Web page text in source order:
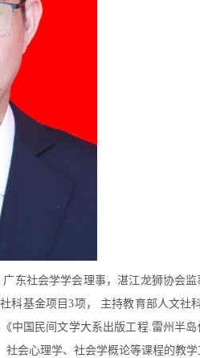
东社会学学会理事，湛江龙狮协会
科基金项目3项， 主持教育部人文社
中国民间文学大系出版工程.雷州半
会心理学、社会学概论等课程的教学